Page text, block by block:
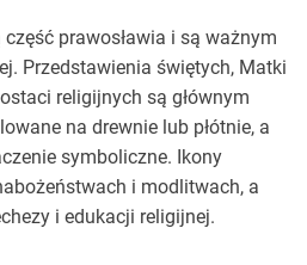
prawosławia i są ważnym
Przedstawienia świętych, Matki
religijnych są głównym
na drewnie lub płótnie, a
symboliczne. Ikony
i modlitwach, a
i edukacji religijnej.